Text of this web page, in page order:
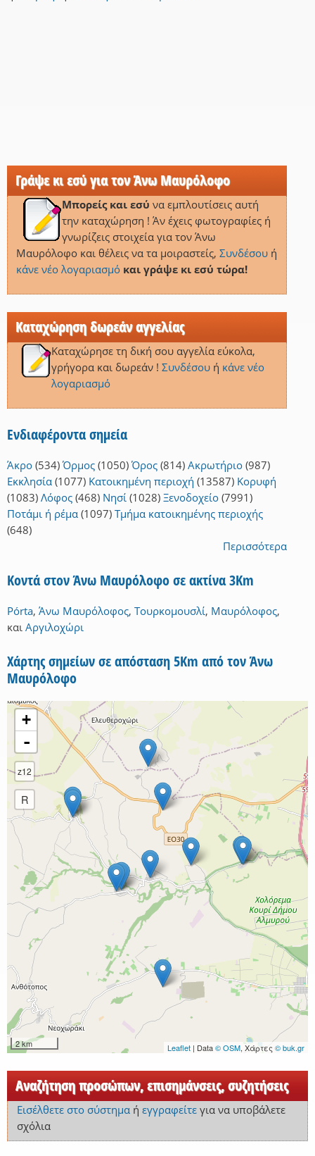
Γράψε κι εσύ για τον Άνω Μαυρόλοφο
Μπορείς και εσύ να εμπλουτίσεις αυτή
την καταχώρηση ! Άν έχεις φωτογραφίες ή
γνωρίζεις στοιχεία για τον Άνω
Μαυρόλοφο και θέλεις να τα μοιραστείς, Συνδέσουή
κάνε νέο λογαριασμό και γράψε κι εσύ τώρα!
Καταχώρηση δωρεάν αγγελίας
Καταχώρησε τη δική σου αγγελία εύκολα,
γρήγορα και δωρεάν ! Συνδέσουή κάνε νέο
λογαριασμό
Ενδιαφέροντα σημεία
Άκρο (534) Όρμος (1050) Όρος (814) Ακρωτήριο (987)
Εκκλησία (1077) Κατοικημένη περιοχή (13587) Κορυφή
(1083) Λόφος (468) Νησί (1028) Ξενοδοχείο (7991)
Ποτάμι ή ρέμα (1097) Τμήμα κατοικημένης περιοχής
(648)
Περισσότερα
Κοντά στον Άνω Μαυρόλοφο σε ακτίνα 3Km
Pórta, Άνω Μαυρόλοφος, Τουρκομουσλί, Μαυρόλοφος,
και Αργιλοχώρι
Χάρτης σημείων σε απόσταση 5Km από τον Άνω
Μαυρόλοφο
+
-
z12
R
2 km Leaflet | Data© OSM, Χάρτες © buk.gr
Αναζήτηση προσώπων, επισημάνσεις, συζητήσεις
Εισέλθετε στο σύστημαή εγγραφείτεγια να υποβάλετε
σχόλια